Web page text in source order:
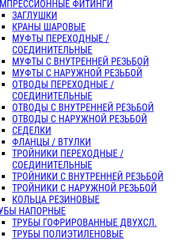
ФИТИНГИ
ЗАГЛУШКИ
КРАНЫ ШАРОВЫЕ
МУФТЫ ПЕРЕХОДНЫЕ /
СОЕДИНИТЕЛЬНЫЕ
МУФТЫ С ВНУТРЕННЕЙ РЕЗЬБОЙ
МУФТЫ С НАРУЖНОЙ РЕЗЬБОЙ
ОТВОДЫ ПЕРЕХОДНЫЕ /
СОЕДИНИТЕЛЬНЫЕ
ОТВОДЫ С ВНУТРЕННЕЙ РЕЗЬБОЙ
ОТВОДЫ С НАРУЖНОЙ РЕЗЬБОЙ
СЕДЕЛКИ
ФЛАНЦЫ / ВТУЛКИ
ТРОЙНИКИ ПЕРЕХОДНЫЕ /
СОЕДИНИТЕЛЬНЫЕ
ТРОЙНИКИ С ВНУТРЕННЕЙ РЕЗЬБОЙ
ТРОЙНИКИ С НАРУЖНОЙ РЕЗЬБОЙ
КОЛЬЦА РЕЗИНОВЫЕ
НАПОРНЫЕ
ТРУБЫ ГОФРИРОВАННЫЕ ДВУХСЛ.
ТРУБЫ ПОЛИЭТИЛЕНОВЫЕ